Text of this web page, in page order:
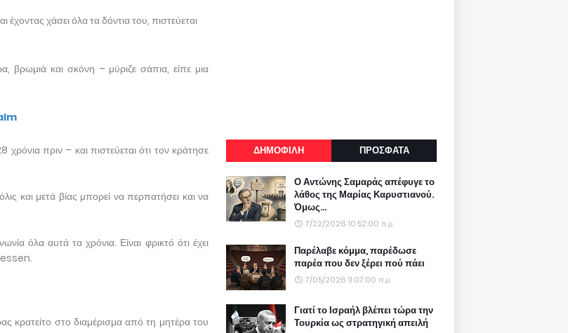
χάσει όλα τα δόντια του, πιστεύεται
βρωμιά και σκόνη – μύριζε σάπια, είπε μια
πριν – και πιστεύεται ότι τον κράτησε
και μετά βίας μπορεί να περπατήσει και να
όλα αυτά τα χρόνια. Είναι φρικτό ότι έχει
κρατείτο στο διαμέρισμα από τη μητέρα του
ΔΗΜΟΦΙΛΗ ΠΡΟΣΦΑΤΑ
Ο Αντώνης Σαμαράς απέφυγε το
λάθος της Μαρίας Καρυστιανού.
Όμως...
7/22/2026 10:52:00 π.μ.
Παρέλαβε κόμμα, παρέδωσε
παρέα που δεν ξέρει πού πάει
7/05/2026 11:07:00 π.μ.
Γιατί το Ισραήλ βλέπει τώρα την
Τουρκία ως στρατηγική απειλή